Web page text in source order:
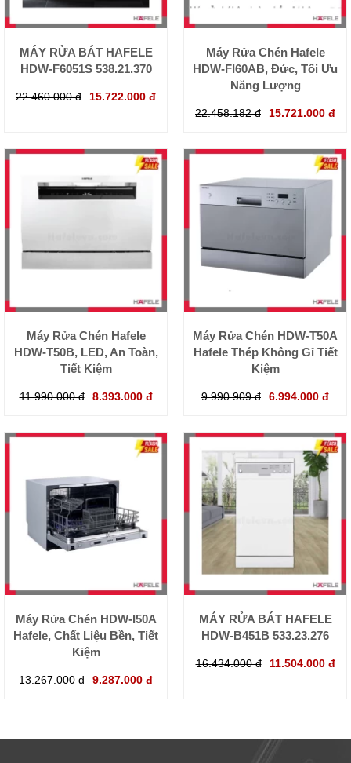
MÁY RỬA BÁT HAFELE
HDW-F6051S 538.21.370
22.460.000 đ 15.722.000 đ
Máy Rửa Chén Hafele
HDW-FI60AB, Đức, Tối Ưu
Năng Lượng
22.458.182 đ 15.721.000 đ
Máy Rửa Chén Hafele
HDW-T50B, LED, An Toàn,
Tiết Kiệm
11.990.000 đ 8.393.000 đ
Máy Rửa Chén HDW-T50A
Hafele Thép Không Gỉ Tiết
Kiệm
9.990.909 đ 6.994.000 đ
Máy Rửa Chén HDW-I50A
Hafele, Chất Liệu Bền, Tiết
Kiệm
13.267.000 đ 9.287.000 đ
MÁY RỬA BÁT HAFELE
HDW-B451B 533.23.276
16.434.000 đ 11.504.000 đ